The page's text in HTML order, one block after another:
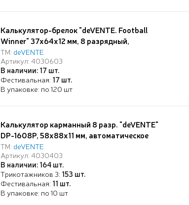
Калькулятор-брелок "deVENTE. Football
Winner" 37x64x12 мм, 8 разрядный,
автоматическое вычисление квадратного
корня, процентов, с рисунком, в блистере с
подвесом
ТМ: deVENTE
Артикул: 4030603
В наличии: 17 шт.
Фестивальная: 17 шт.
В упаковке: по 120 шт
Калькулятор карманный 8 разр. "deVENTE"
DP-1608P, 58x88x11 мм, автоматическое
вычисление квадратного корня, процентов,
работа с памятью, сиреневый, в картонной
коробке
ТМ: deVENTE
Артикул: 4030403
В наличии: 164 шт.
Трикотажников 3: 153 шт.
Фестивальная: 11 шт.
В упаковке: по 10 шт